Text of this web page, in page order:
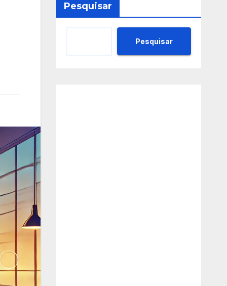
Pesquisar
Pesquisar